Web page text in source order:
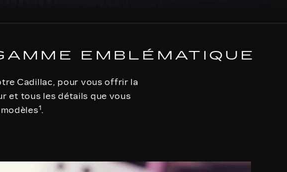
EMBLÉMATIQUE
Cadillac, pour vous offrir la
et tous les détails que vous
1 .